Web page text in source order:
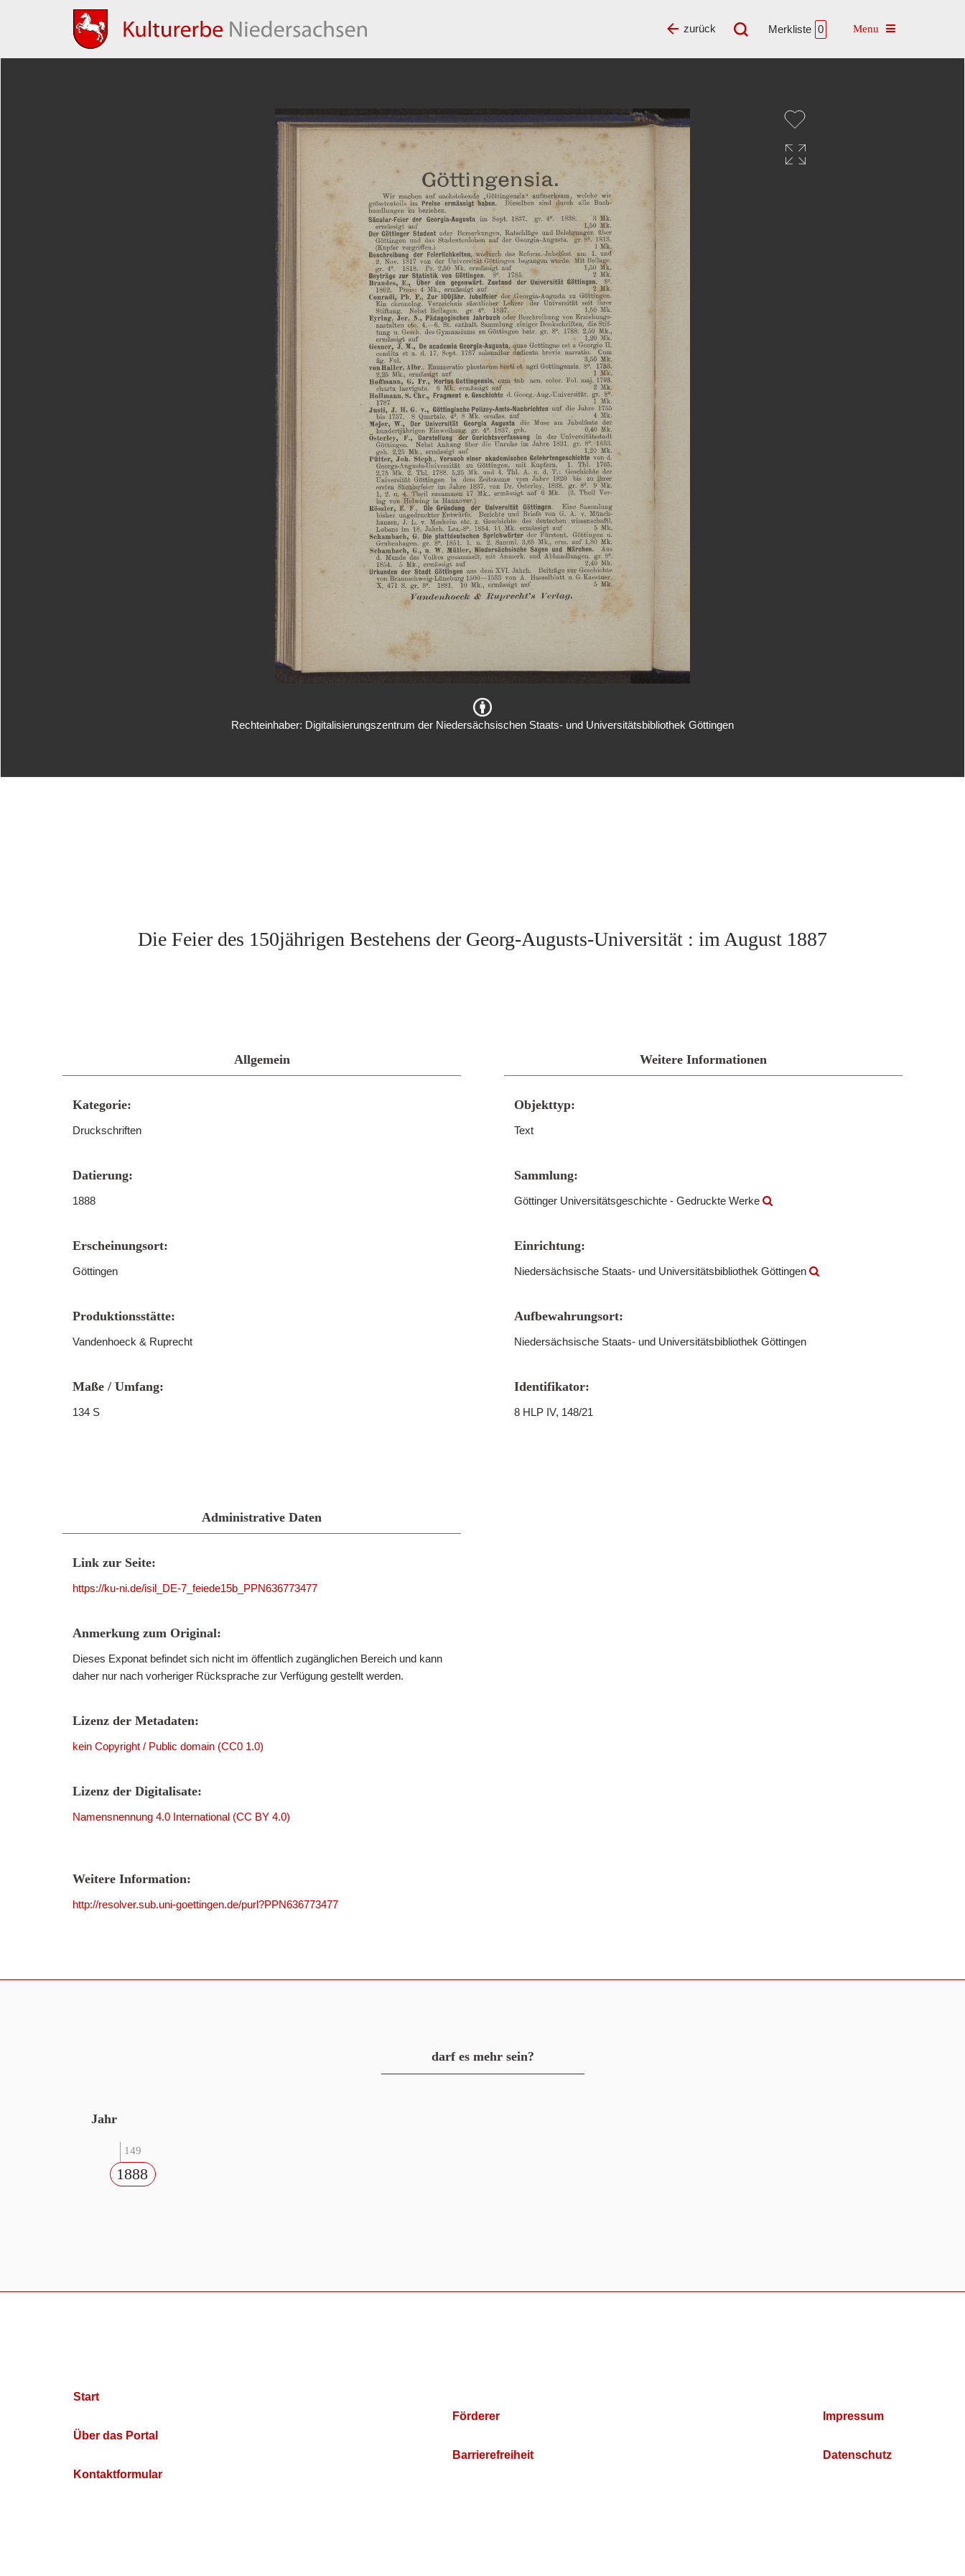
Merkliste 0 Toggle navigation
zurück
Rechteinhaber: Digitalisierungszentrum der Niedersächsischen Staats- und Universitätsbibliothek Göttingen
Die Feier des 150jährigen Bestehens der Georg-Augusts-Universität : im August 1887
Allgemein
Kategorie:
Druckschriften
Datierung:
1888
Erscheinungsort:
Göttingen
Produktionsstätte:
Vandenhoeck & Ruprecht
Maße / Umfang:
134 S
Weitere Informationen
Objekttyp:
Text
Sammlung:
Göttinger Universitätsgeschichte - Gedruckte Werke
Einrichtung:
Niedersächsische Staats- und Universitätsbibliothek Göttingen
Aufbewahrungsort:
Niedersächsische Staats- und Universitätsbibliothek Göttingen
Identifikator:
8 HLP IV, 148/21
Administrative Daten
Link zur Seite:
https://ku-ni.de/isil_DE-7_feiede15b_PPN636773477
Anmerkung zum Original:
Dieses Exponat befindet sich nicht im öffentlich zugänglichen Bereich und kann
daher nur nach vorheriger Rücksprache zur Verfügung gestellt werden.
Lizenz der Metadaten:
kein Copyright / Public domain (CC0 1.0)
Lizenz der Digitalisate:
Namensnennung 4.0 International (CC BY 4.0)
Weitere Information:
http://resolver.sub.uni-goettingen.de/purl?PPN636773477
darf es mehr sein?
Jahr
149
1888
Start
Über das Portal
Kontaktformular
Förderer
Barrierefreiheit
Impressum
Datenschutz